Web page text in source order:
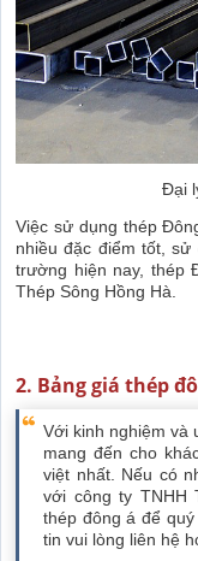
Đại
Việc sử dụng thép
nhiều đặc điểm tốt,
trường hiện nay, thép
Thép Sông Hồng Hà.
2. Bảng giá thép
Với kinh nghiệm và
mang đến cho
việt nhất. Nếu có
với công ty TNHH
thép đông á để
tin vui lòng liên hệ